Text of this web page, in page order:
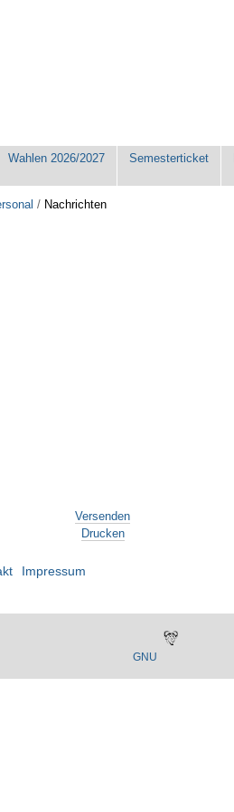
Wahlen 2026/2027 Semesterticket
/ Nachrichten
Versenden
Drucken
Impressum
GNU